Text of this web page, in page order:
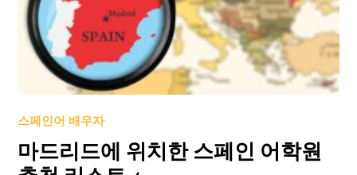
스페인어 배우자
마드리드에 위치한 스페인 어학원